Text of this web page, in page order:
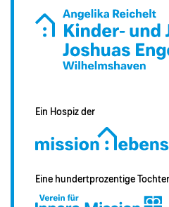
Ein Hospiz der
Eine hundertprozentige